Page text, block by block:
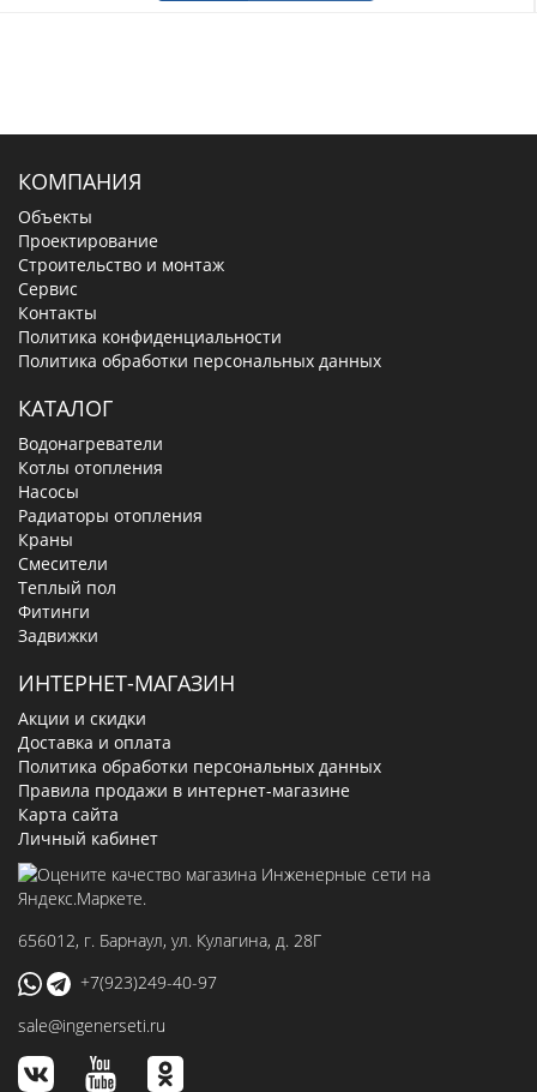
КОМПАНИЯ
Объекты
Проектирование
Строительство и монтаж
Сервис
Контакты
Политика конфиденциальности
Политика обработки персональных данных
КАТАЛОГ
Водонагреватели
Котлы отопления
Насосы
Радиаторы отопления
Краны
Смесители
Теплый пол
Фитинги
Задвижки
ИНТЕРНЕТ-МАГАЗИН
Акции и скидки
Доставка и оплата
Политика обработки персональных данных
Правила продажи в интернет-магазине
Карта сайта
Личный кабинет
656012, г. Барнаул, ул. Кулагина, д. 28Г
+7(923)249-40-97
sale@ingenerseti.ru